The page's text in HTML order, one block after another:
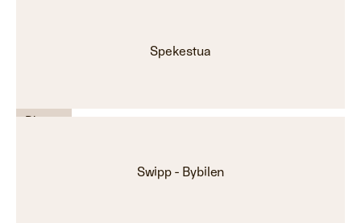
Spekestua
Swipp - Bybilen